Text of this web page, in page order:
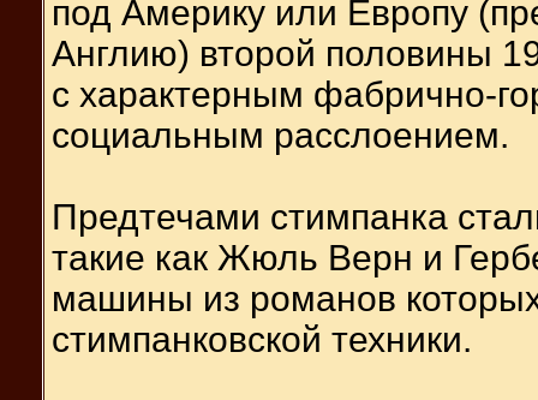
под Америку или Европу
Англию) второй половины
с характерным фабрично-
социальным расслоением.
Предтечами стимпанка
такие как Жюль Верн и
машины из романов
стимпанковской техники.